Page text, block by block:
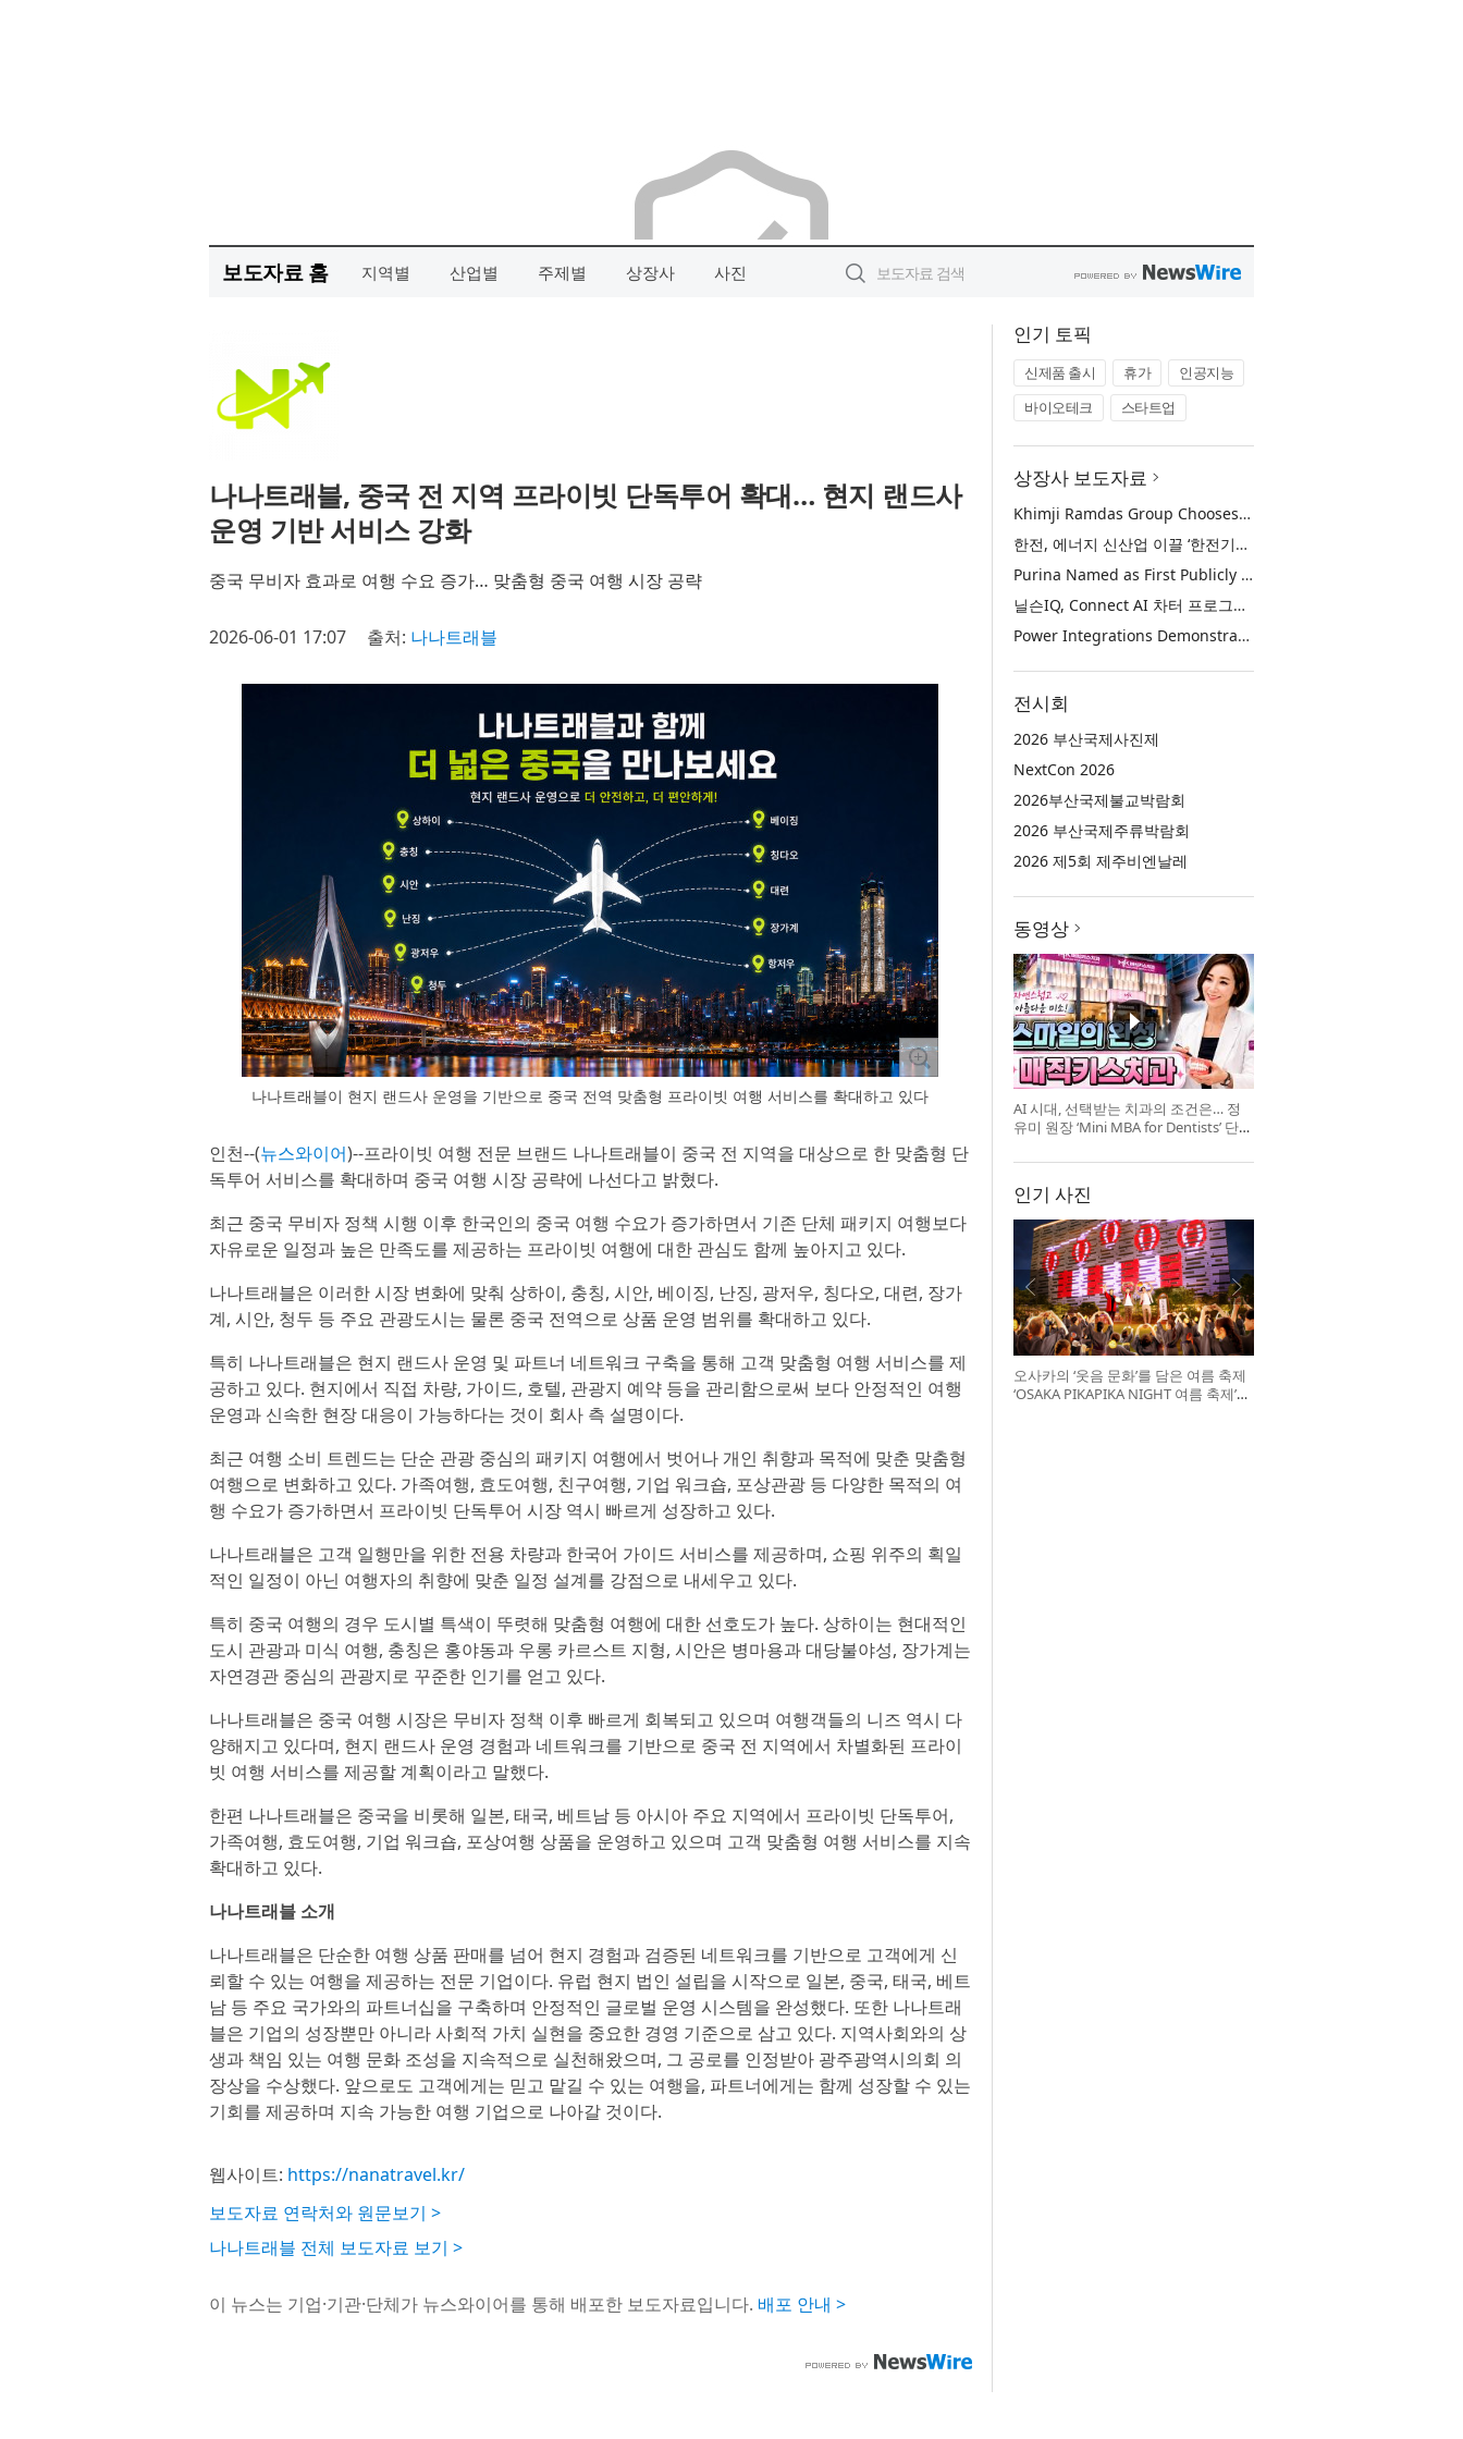
보도자료 홈 지역별 산업별 주제별 상장사 사진
나나트래블, 중국 전 지역 프라이빗 단독투어 확대… 현지 랜드사
운영 기반 서비스 강화
중국 무비자 효과로 여행 수요 증가… 맞춤형 중국 여행 시장 공략
2026-06-01 17:07 출처: 나나트래블
나나트래블이 현지 랜드사 운영을 기반으로 중국 전역 맞춤형 프라이빗 여행 서비스를 확대하고 있다
인천--(뉴스와이어)--프라이빗 여행 전문 브랜드 나나트래블이 중국 전 지역을 대상으로 한 맞춤형 단
독투어 서비스를 확대하며 중국 여행 시장 공략에 나선다고 밝혔다.
최근 중국 무비자 정책 시행 이후 한국인의 중국 여행 수요가 증가하면서 기존 단체 패키지 여행보다
자유로운 일정과 높은 만족도를 제공하는 프라이빗 여행에 대한 관심도 함께 높아지고 있다.
나나트래블은 이러한 시장 변화에 맞춰 상하이, 충칭, 시안, 베이징, 난징, 광저우, 칭다오, 대련, 장가
계, 시안, 청두 등 주요 관광도시는 물론 중국 전역으로 상품 운영 범위를 확대하고 있다.
특히 나나트래블은 현지 랜드사 운영 및 파트너 네트워크 구축을 통해 고객 맞춤형 여행 서비스를 제
공하고 있다. 현지에서 직접 차량, 가이드, 호텔, 관광지 예약 등을 관리함으로써 보다 안정적인 여행
운영과 신속한 현장 대응이 가능하다는 것이 회사 측 설명이다.
최근 여행 소비 트렌드는 단순 관광 중심의 패키지 여행에서 벗어나 개인 취향과 목적에 맞춘 맞춤형
여행으로 변화하고 있다. 가족여행, 효도여행, 친구여행, 기업 워크숍, 포상관광 등 다양한 목적의 여
행 수요가 증가하면서 프라이빗 단독투어 시장 역시 빠르게 성장하고 있다.
나나트래블은 고객 일행만을 위한 전용 차량과 한국어 가이드 서비스를 제공하며, 쇼핑 위주의 획일
적인 일정이 아닌 여행자의 취향에 맞춘 일정 설계를 강점으로 내세우고 있다.
특히 중국 여행의 경우 도시별 특색이 뚜렷해 맞춤형 여행에 대한 선호도가 높다. 상하이는 현대적인
도시 관광과 미식 여행, 충칭은 홍야동과 우롱 카르스트 지형, 시안은 병마용과 대당불야성, 장가계는
자연경관 중심의 관광지로 꾸준한 인기를 얻고 있다.
나나트래블은 중국 여행 시장은 무비자 정책 이후 빠르게 회복되고 있으며 여행객들의 니즈 역시 다
양해지고 있다며, 현지 랜드사 운영 경험과 네트워크를 기반으로 중국 전 지역에서 차별화된 프라이
빗 여행 서비스를 제공할 계획이라고 말했다.
한편 나나트래블은 중국을 비롯해 일본, 태국, 베트남 등 아시아 주요 지역에서 프라이빗 단독투어,
가족여행, 효도여행, 기업 워크숍, 포상여행 상품을 운영하고 있으며 고객 맞춤형 여행 서비스를 지속
확대하고 있다.
나나트래블 소개
나나트래블은 단순한 여행 상품 판매를 넘어 현지 경험과 검증된 네트워크를 기반으로 고객에게 신
뢰할 수 있는 여행을 제공하는 전문 기업이다. 유럽 현지 법인 설립을 시작으로 일본, 중국, 태국, 베트
남 등 주요 국가와의 파트너십을 구축하며 안정적인 글로벌 운영 시스템을 완성했다. 또한 나나트래
블은 기업의 성장뿐만 아니라 사회적 가치 실현을 중요한 경영 기준으로 삼고 있다. 지역사회와의 상
생과 책임 있는 여행 문화 조성을 지속적으로 실천해왔으며, 그 공로를 인정받아 광주광역시의회 의
장상을 수상했다. 앞으로도 고객에게는 믿고 맡길 수 있는 여행을, 파트너에게는 함께 성장할 수 있는
기회를 제공하며 지속 가능한 여행 기업으로 나아갈 것이다.
웹사이트: https://nanatravel.kr/
보도자료 연락처와 원문보기 >
나나트래블 전체 보도자료 보기 >
이 뉴스는 기업·기관·단체가 뉴스와이어를 통해 배포한 보도자료입니다. 배포 안내 >
인기 토픽
신제품 출시 휴가
인공지능
바이오테크
스타트업
상장사 보도자료
Khimji Ramdas Group Chooses Rimini Street to Reduce SAP Support Costs, Protect 700+ Customizations and Reinvest Savings in Innovation
한전, 에너지 신산업 이끌 ‘한전기술지주’ 공식 출범
Purina Named as First Publicly Announced NIQ ConnectAI Charter Client
닐슨IQ, Connect AI 차터 프로그램 최초 고객사 ‘퓨리나’ 선정
Power Integrations Demonstrates World’s First 2200 V GaN Technology for Next-Era High-Voltage Power Systems
전시회
2026 부산국제사진제
NextCon 2026
2026부산국제불교박람회
2026 부산국제주류박람회
2026 제5회 제주비엔날레
동영상
AI 시대, 선택받는 치과의 조건은… 정
유미 원장 ‘Mini MBA for Dentists’ 단독
인기 사진
오사카의 ‘웃음 문화’를 담은 여름 축제
‘OSAKA PIKAPIKA NIGHT 여름 축제’